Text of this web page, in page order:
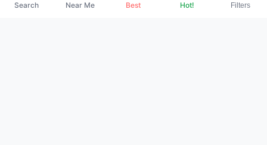
Search Near Me Best Hot! Filters